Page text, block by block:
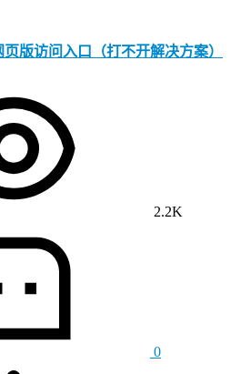
版访问入口（打不开解决方案）
2.2K
0